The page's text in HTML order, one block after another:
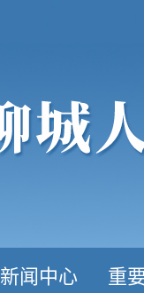
新闻中心 重